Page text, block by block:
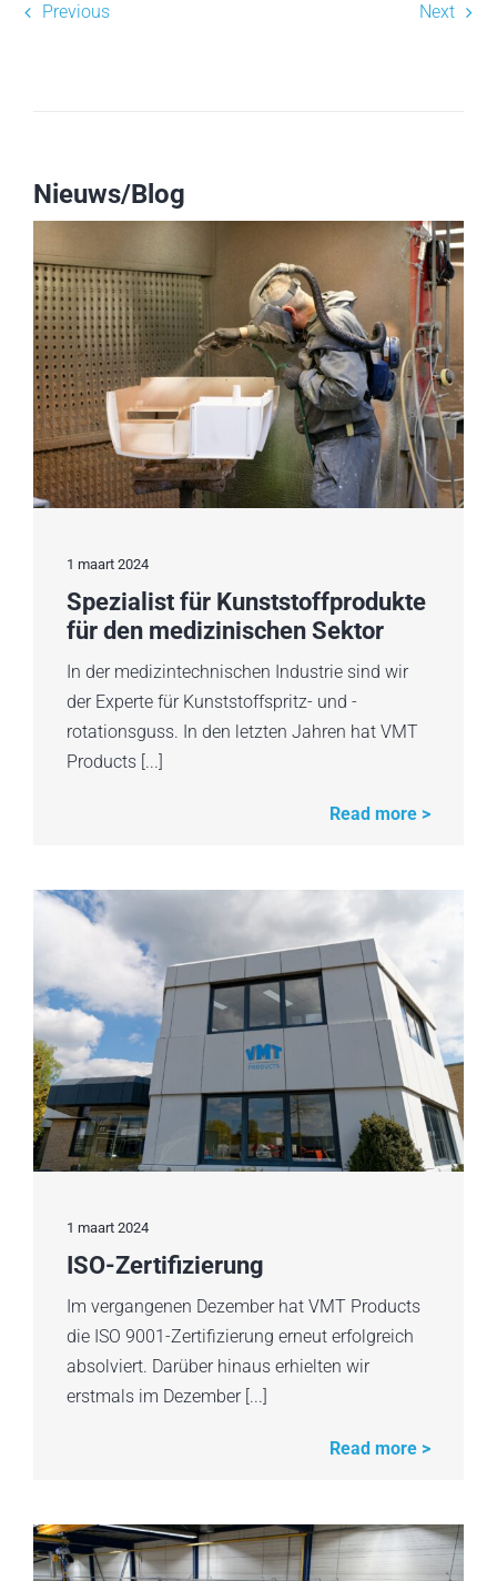
Previous Next
Nieuws/Blog
1 maart 2024
Spezialist für Kunststoffprodukte
für den medizinischen Sektor
In der medizintechnischen Industrie sind wir
der Experte für Kunststoffspritz- und -
rotationsguss. In den letzten Jahren hat VMT
Products [...]
Read more >
1 maart 2024
ISO-Zertifizierung
Im vergangenen Dezember hat VMT Products
die ISO 9001-Zertifizierung erneut erfolgreich
absolviert. Darüber hinaus erhielten wir
erstmals im Dezember [...]
Read more >